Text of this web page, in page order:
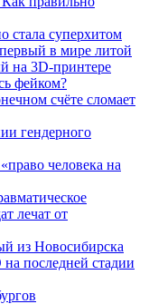
стала суперхитом
в мире литой
на 3D-принтере
фейком?
счёте сломает
гендерного
человека на
лечат от
из Новосибирска
последней стадии